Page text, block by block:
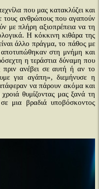
που μας κατακλύζει και
τους ανθρώπους που αγαπούν
με πλήρη αξιοπρέπεια να τη
Η κόκκινη κιθάρα της
άλλο πράγμα, το πάθος με
αποτυπώθηκαν στη μνήμη και
η τεράστια δύναμη που
ανέβει σε αυτή ή αν το
για αγάπη», διεμήνυσε η
να πάρουν ακόμα και
θυμίζοντας μας ξανά τη
μια βραδιά υποβόσκοντος